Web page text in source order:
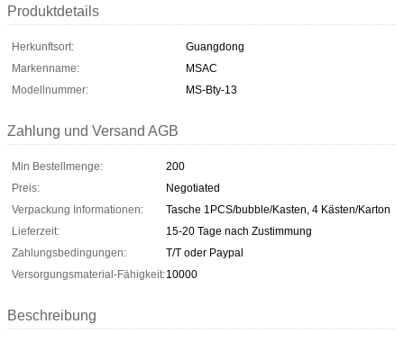
Produktdetails
Herkunftsort:
Guangdong
Markenname:
MSAC
Modellnummer:
MS-Bty-13
Zahlung und Versand AGB
Min Bestellmenge:
200
Preis:
Negotiated
Verpackung Informationen:
Tasche 1PCS/bubble/Kasten, 4 Kästen/Karton
Lieferzeit:
15-20 Tage nach Zustimmung
Zahlungsbedingungen:
T/T oder Paypal
Versorgungsmaterial-Fähigkeit:10000
Beschreibung